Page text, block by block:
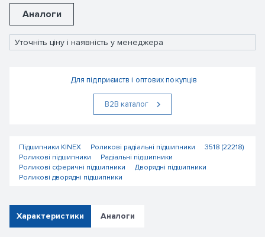
Аналоги
Уточніть ціну і наявність у менеджера
Для підприємств і оптових покупців
В2В каталог
Підшипники KINEX Роликові радіальні підшипники
3518 (22218)
Роликові підшипники
Радіальні підшипники
Роликові сферичні підшипники
Дворядні підшипники
Роликові дворядні підшипники
Характеристики Аналоги